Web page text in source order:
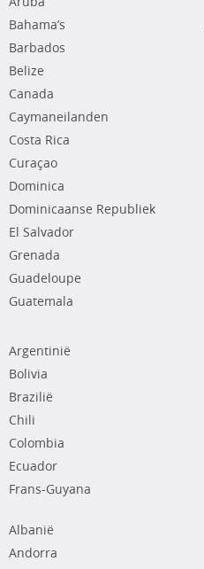
Bahama’s
Barbados
Belize
Canada
Caymaneilanden
Costa Rica
Curaçao
Dominica
Dominicaanse Republiek
El Salvador
Grenada
Guadeloupe
Guatemala
Argentinië
Bolivia
Brazilië
Chili
Colombia
Ecuador
Frans-Guyana
Albanië
Andorra